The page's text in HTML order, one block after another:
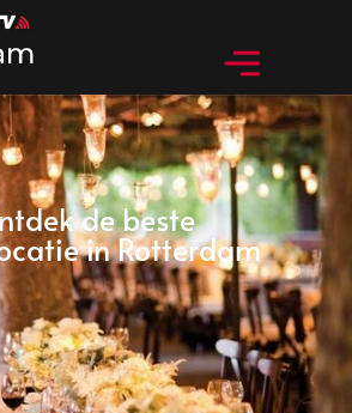
de beste
in Rotterdam